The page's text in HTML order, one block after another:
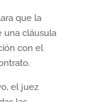
que la
una cláusula
con el
el juez